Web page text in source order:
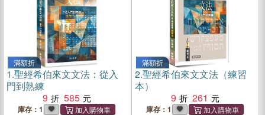
滿額折
1.聖經希伯來文文法：從入
門到熟練
9
585
庫存：1
滿額折
2.聖經希伯來文文法（練習
本）
9
261
庫存：1